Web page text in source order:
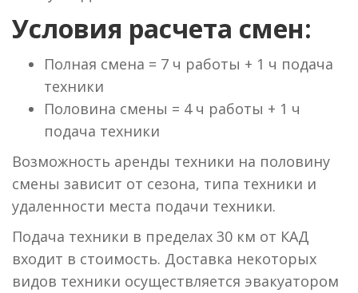
Условия расчета смен:
Полная смена = 7 ч работы + 1 ч подача
техники
Половина смены = 4 ч работы + 1 ч
подача техники
Возможность аренды техники на половину
смены зависит от сезона, типа техники и
удаленности места подачи техники.
Подача техники в пределах 30 км от КАД
входит в стоимость. Доставка некоторых
видов техники осуществляется эвакуатором